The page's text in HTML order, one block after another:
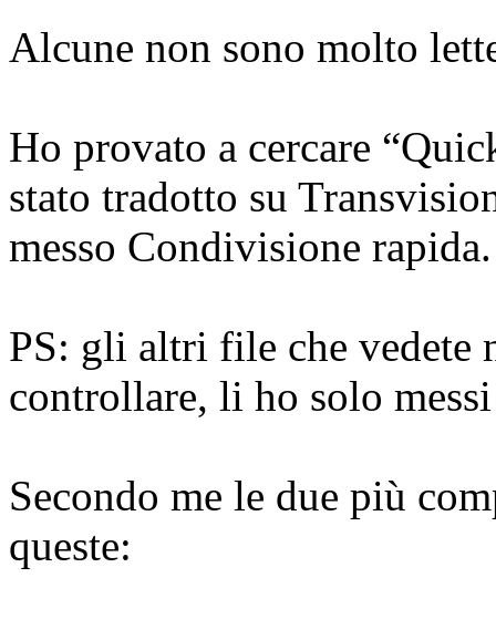
Alcune non sono molto
Ho provato a cercare
stato tradotto su
messo Condivisione rapida.
PS: gli altri file che vedete
controllare, li ho solo
Secondo me le due più
queste: